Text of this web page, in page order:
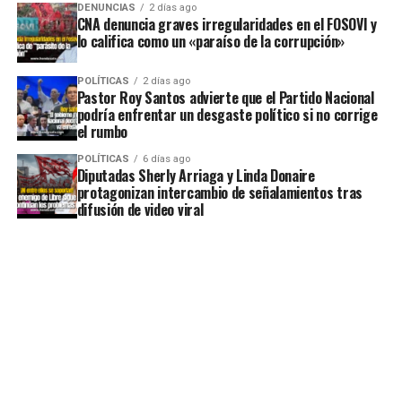
DENUNCIAS 2 días ago
CNA denuncia graves irregularidades en el FOSOVI y
lo califica como un «paraíso de la corrupción»
POLÍTICAS 2 días ago
Pastor Roy Santos advierte que el Partido Nacional
podría enfrentar un desgaste político si no corrige
el rumbo
POLÍTICAS 6 días ago
Diputadas Sherly Arriaga y Linda Donaire
protagonizan intercambio de señalamientos tras
difusión de video viral